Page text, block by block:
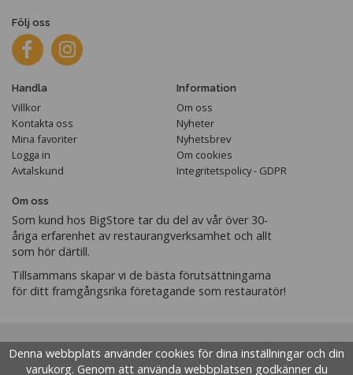
Följ oss
Handla
Villkor
Kontakta oss
Mina favoriter
Logga in
Avtalskund
Information
Om oss
Nyheter
Nyhetsbrev
Om cookies
Integritetspolicy - GDPR
Om oss
Som kund hos BigStore tar du del av vår över 30-
åriga erfarenhet av restaurangverksamhet och allt
som hör därtill.
Tillsammans skapar vi de bästa förutsättningarna
för ditt framgångsrika företagande som restauratör!
Denna webbplats använder cookies för dina inställningar och din
varukorg. Genom att använda webbplatsen godkänner du